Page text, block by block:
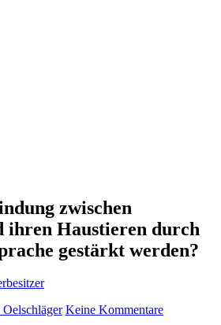
zwischen
ihren Haustieren durch
gestärkt werden?
Oelschläger Keine Kommentare